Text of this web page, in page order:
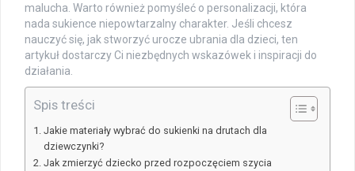
malucha. Warto również pomyśleć o personalizacji, która
nada sukience niepowtarzalny charakter. Jeśli chcesz
nauczyć się, jak stworzyć urocze ubrania dla dzieci, ten
artykuł dostarczy Ci niezbędnych wskazówek i inspiracji do
działania.
Spis treści
Jakie materiały wybrać do sukienki na drutach dla
dziewczynki?
Jak zmierzyć dziecko przed rozpoczęciem szycia